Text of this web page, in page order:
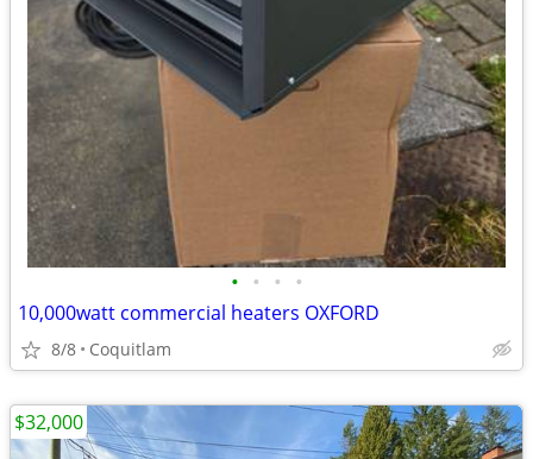
• • • •
10,000watt commercial heaters OXFORD
8/8 Coquitlam
$32,000